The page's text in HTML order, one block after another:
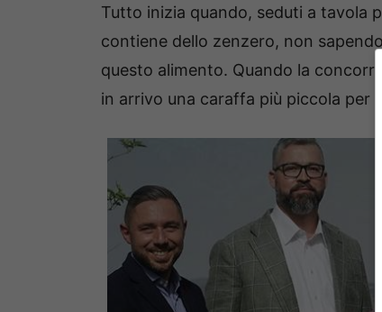
Tutto inizia quando, seduti a tavola
contiene dello zenzero, non
questo alimento. Quando la
in arrivo una caraffa più piccola per